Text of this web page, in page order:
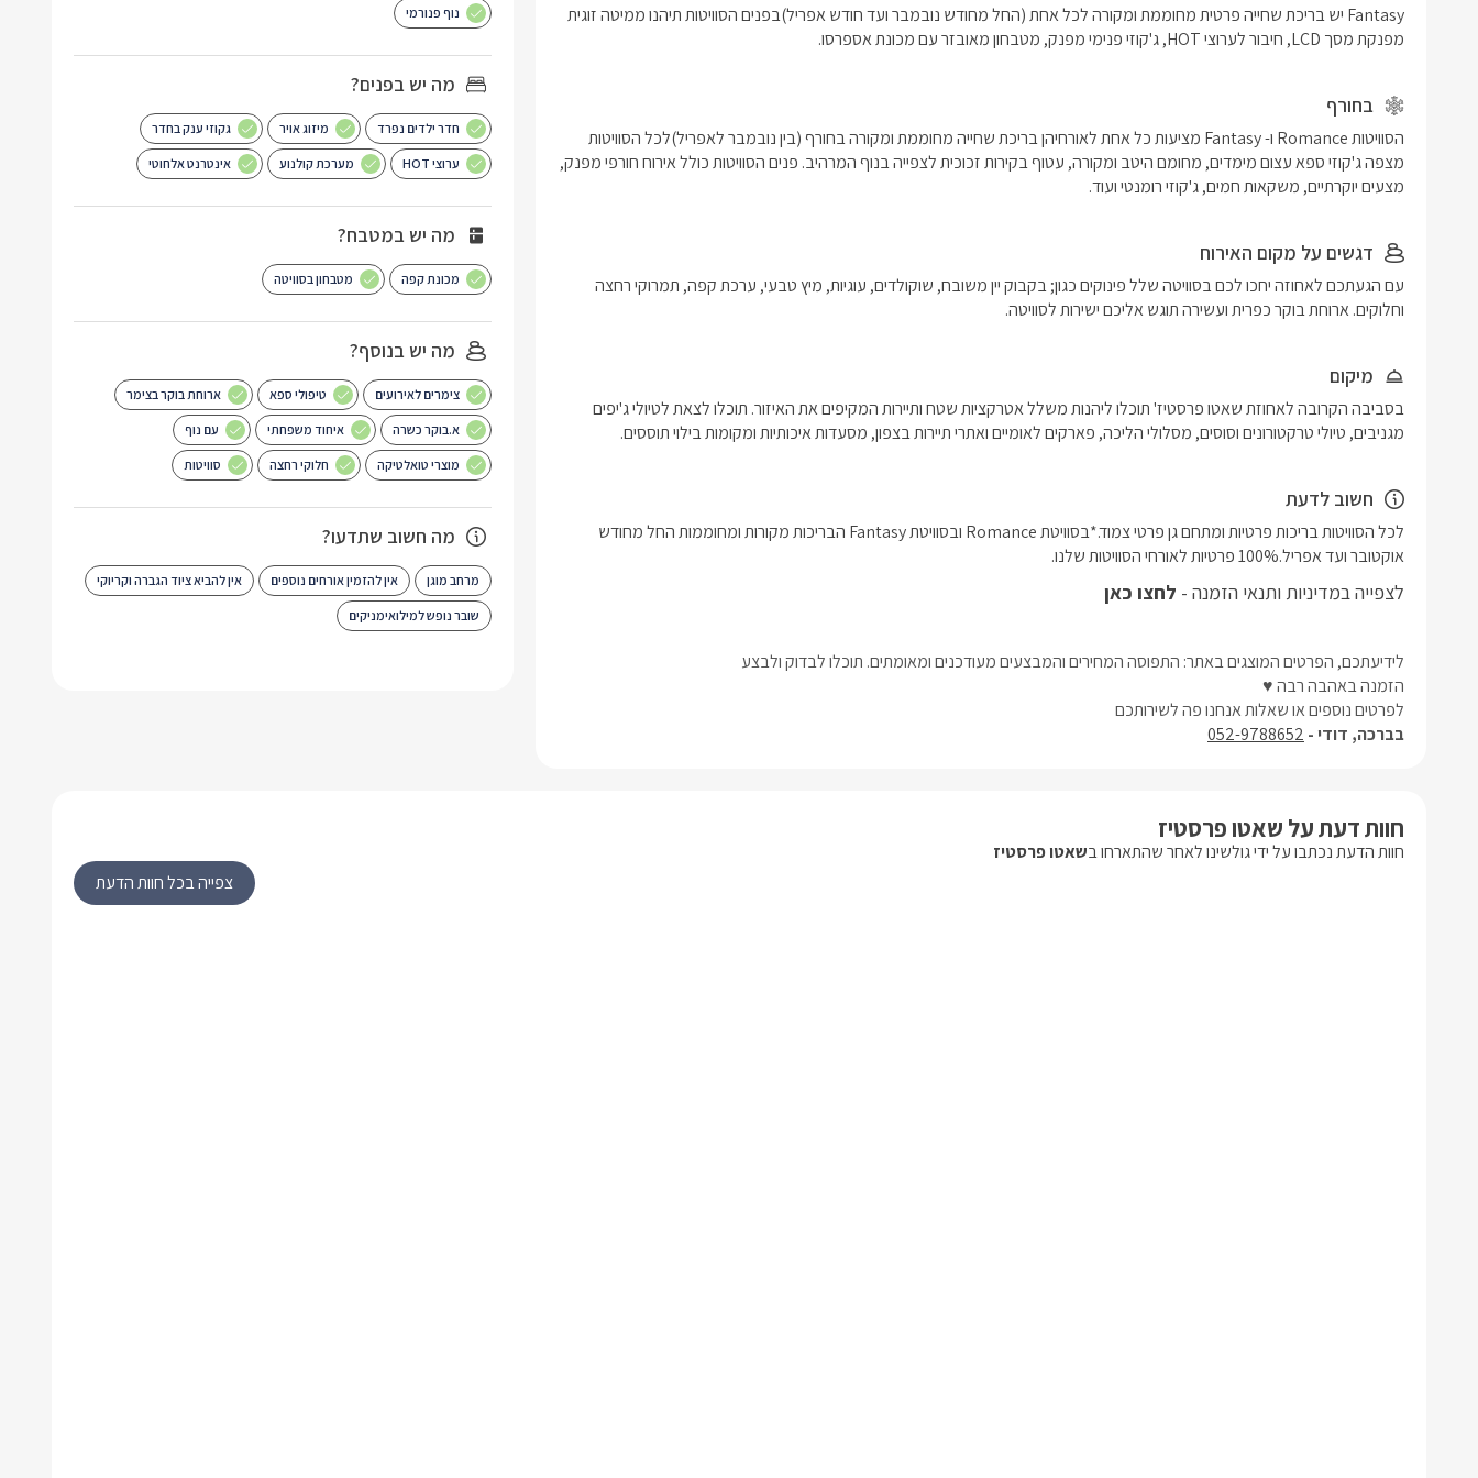
מפנקת מסך LCD, חיבור לערוצי HOT, ג'קוזי פנימי מפנק, מטבחון מאובזר עם מכונת אספרסו.
בחורף
מצעים יוקרתיים, משקאות חמים, ג'קוזי רומנטי ועוד.
דגשים על מקום האירוח
וחלוקים. ארוחת בוקר כפרית ועשירה תוגש אליכם ישירות לסוויטה.
מיקום
מגניבים, טיולי טרקטורונים וסוסים, מסלולי הליכה, פארקים לאומיים ואתרי תיירות בצפון, מסעדות איכותיות ומקומות בילוי תוססים.
חשוב לדעת
אוקטובר ועד אפריל.100% פרטיות לאורחי הסוויטות שלנו.
לצפייה במדיניות ותנאי הזמנה - לחצו כאן
לידיעתכם, הפרטים המוצגים באתר: התפוסה המחירים והמבצעים מעודכנים ומאומתים. תוכלו לבדוק ולבצע
הזמנה באהבה רבה ♥
לפרטים נוספים או שאלות אנחנו פה לשירותכם
בברכה, דודי - 052-9788652
נוף פנורמי
מה יש בפנים?
חדר ילדים נפרד מיזוג אויר גקוזי ענק בחדר
ערוצי HOT מערכת קולנוע אינטרנט אלחוטי
מה יש במטבח?
מכונת קפה מטבחון בסוויטה
מה יש בנוסף?
צימרים לאירועים טיפולי ספא ארוחת בוקר בצימר
א.בוקר כשרה איחוד משפחתי עם נוף
מוצרי טואלטיקה חלוקי רחצה סוויטות
מה חשוב שתדעו?
מרחב מוגן אין להזמין אורחים נוספים אין להביא ציוד הגברה וקריוקי
שובר נופש למילואימניקים
חוות דעת על שאטו פרסטיז
חוות הדעת נכתבו על ידי גולשינו לאחר שהתארחו בשאטו פרסטיז
צפייה בכל חוות הדעת